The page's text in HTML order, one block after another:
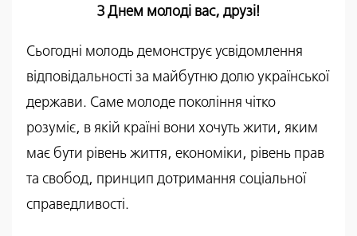
З Днем молоді вас, друзі!
Сьогодні молодь демонструє усвідомлення
відповідальності за майбутню долю української
держави. Саме молоде покоління чітко
розуміє, в якій країні вони хочуть жити, яким
має бути рівень життя, економіки, рівень прав
та свобод, принцип дотримання соціальної
справедливості.